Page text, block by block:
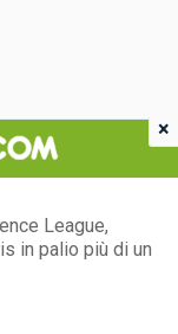
League,
in palio più di un
×